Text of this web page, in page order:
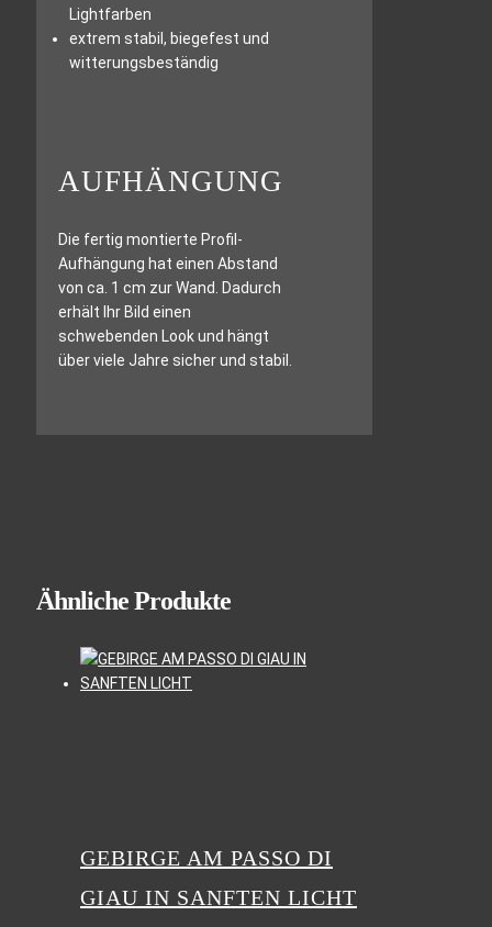
Lightfarben
extrem stabil, biegefest und
witterungsbeständig
AUFHÄNGUNG
Die fertig montierte Profil-
Aufhängung hat einen Abstand
von ca. 1 cm zur Wand. Dadurch
erhält Ihr Bild einen
schwebenden Look und hängt
über viele Jahre sicher und stabil.
Ähnliche Produkte
GEBIRGE AM PASSO DI
GIAU IN SANFTEN LICHT